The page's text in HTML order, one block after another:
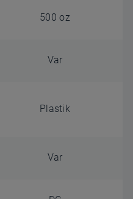
500 oz
Var
Plastik
Var